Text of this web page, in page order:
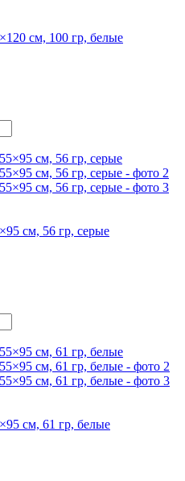
см, 100 гр, белые
см, 56 гр, серые
см, 61 гр, белые